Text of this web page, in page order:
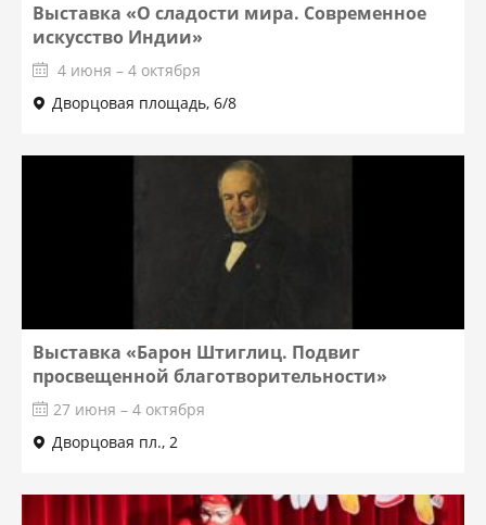
Выставка «О сладости мира. Современное
искусство Индии»
4 июня – 4 октября
Дворцовая площадь, 6/8
Выставка «Барон Штиглиц. Подвиг
просвещенной благотворительности»
27 июня – 4 октября
Дворцовая пл., 2